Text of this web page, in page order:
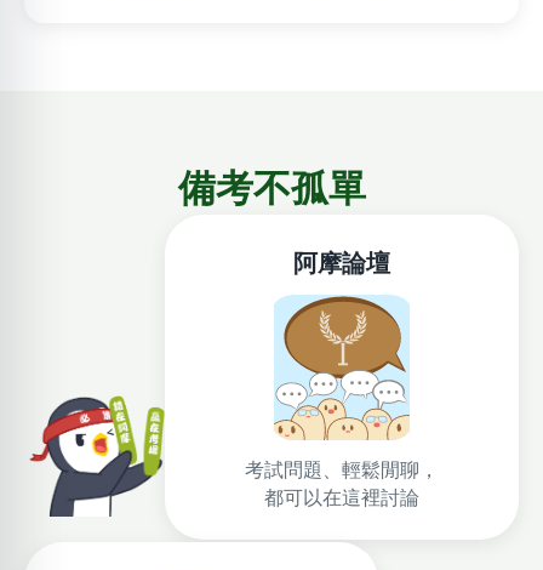
備考不孤單
阿摩論壇
考試問題、輕鬆閒聊，
都可以在這裡討論